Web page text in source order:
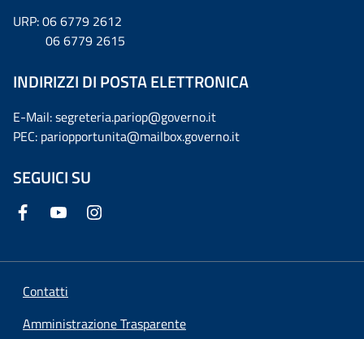
URP: 06 6779 2612
06 6779 2615
INDIRIZZI DI POSTA ELETTRONICA
E-Mail: segreteria.pariop@governo.it
PEC: pariopportunita@mailbox.governo.it
SEGUICI SU
Contatti
Amministrazione Trasparente